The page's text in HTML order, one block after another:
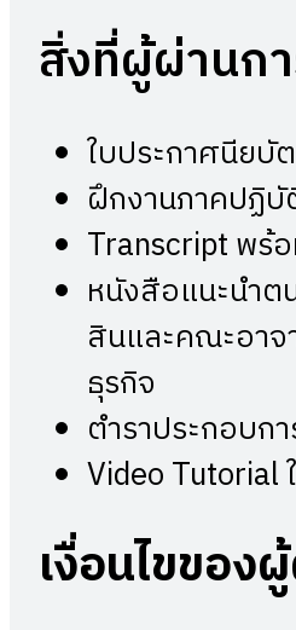
สิ่งที่ผู้ผ่านก
ใบประกาศนียบั
ฝึกงานภาคปฏิ
Transcript พร้
หนังสือแนะนำต
สินและคณะอา
ธุรกิจ
ตำราประกอบก
Video Tutorial
เงื่อนไขขอ